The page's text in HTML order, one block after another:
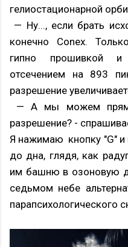
гелиостационарной
— Ну..., если брать
конечно Conex.
гипно прошивкой и
отсечением на 893
разрешение
— А мы можем прямо
разрешение? -
Я нажимаю кнопку "G"
до дна, глядя, как
им башню в озоновую
седьмом небе
парапсихологического